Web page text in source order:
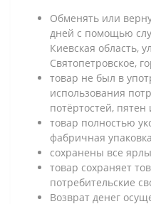
Обменять или
дней с помощью
Киевская область,
Святопетровское,
товар не был в
использования
потёртостей, пятен
товар полностью
фабричная
сохранены все
товар сохраняет
потребительские
Возврат денег